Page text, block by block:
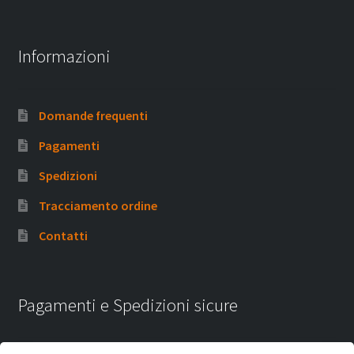
Informazioni
Domande frequenti
Pagamenti
Spedizioni
Tracciamento ordine
Contatti
Pagamenti e Spedizioni sicure